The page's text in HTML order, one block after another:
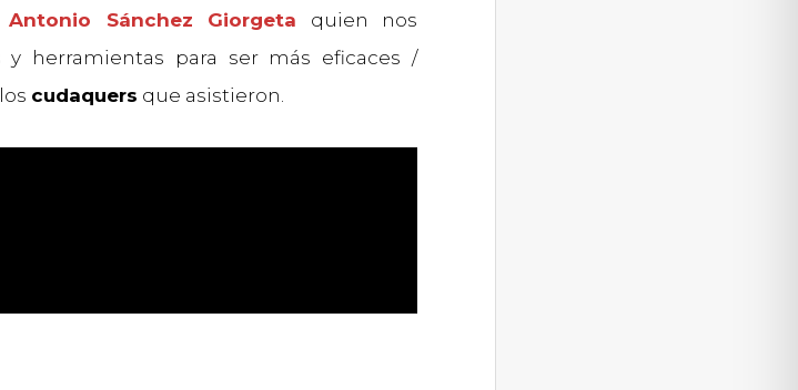
Antonio Sánchez Giorgeta quien nos
herramientas para ser más eficaces /
cudaquers que asistieron.